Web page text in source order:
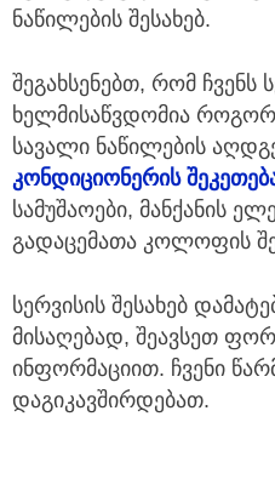
ნაწილების შესახებ.
შეგახსენებთ, რომ ჩვენს
ხელმისაწვდომია
სავალი ნაწილების
კონდიციონერის
სამუშაოები, მანქანის
გადაცემათა კოლოფის
სერვისის შესახებ
მისაღებად, შეავსეთ
ინფორმაციით. ჩვენი
დაგიკავშირდებათ.